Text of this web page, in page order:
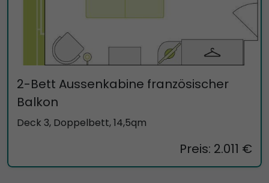
2-Bett Aussenkabine französischer
Balkon
Deck 3, Doppelbett, 14,5qm
Preis: 2.011 €